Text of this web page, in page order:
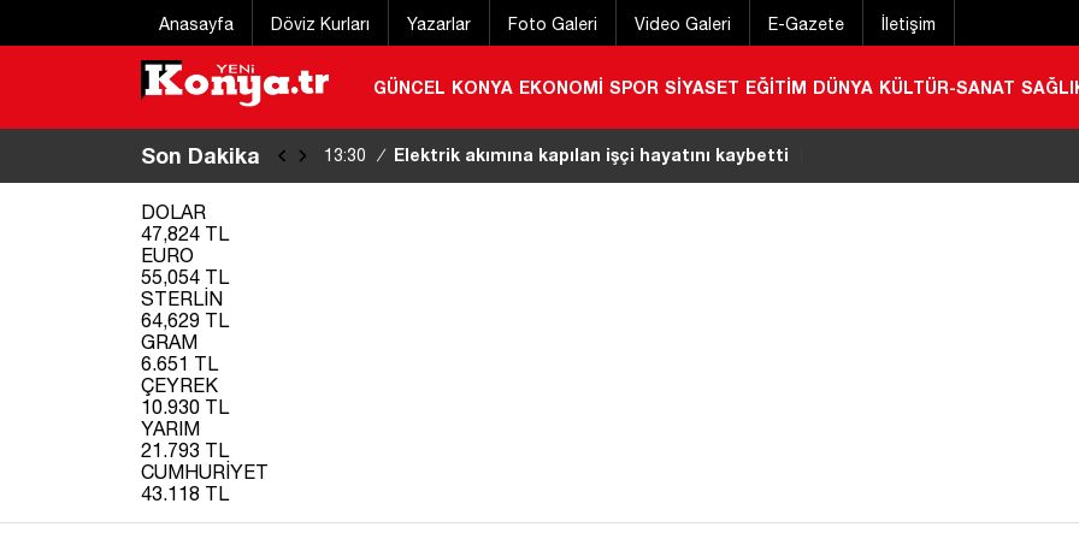
Anasayfa Döviz Kurları Yazarlar Foto Galeri Video Galeri E-Gazete İletişim
GÜNCEL KONYA EKONOMİ SPOR SİYASET EĞİTİM DÜNYA KÜLTÜR-SANAT
Son Dakika 12:49 / 24 saattir kayıp olan gençten acı haber |
DOLAR
47,824 TL
EURO
55,054 TL
STERLİN
64,629 TL
GRAM
6.651 TL
ÇEYREK
10.930 TL
YARIM
21.793 TL
CUMHURİYET
43.118 TL